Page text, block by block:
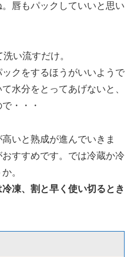
唇もパックしていいと思い
い流すだけ。
クをするほうがいいようで
水分をとってあげないと、
・・・
いと熟成が進んでいきま
すすめです。では冷蔵か冷
。
凍、割と早く使い切るとき